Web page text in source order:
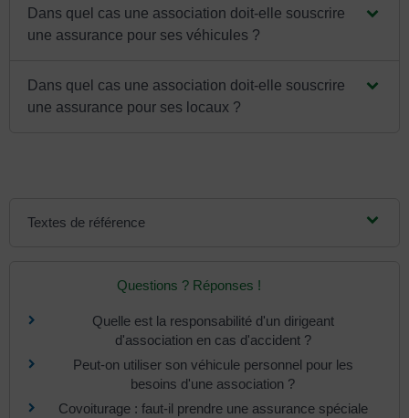
Dans quel cas une association doit-elle souscrire
une assurance pour ses véhicules ?
Dans quel cas une association doit-elle souscrire
une assurance pour ses locaux ?
Textes de référence
Questions ? Réponses !
Quelle est la responsabilité d'un dirigeant
d'association en cas d'accident ?
Peut-on utiliser son véhicule personnel pour les
besoins d'une association ?
Covoiturage : faut-il prendre une assurance spéciale